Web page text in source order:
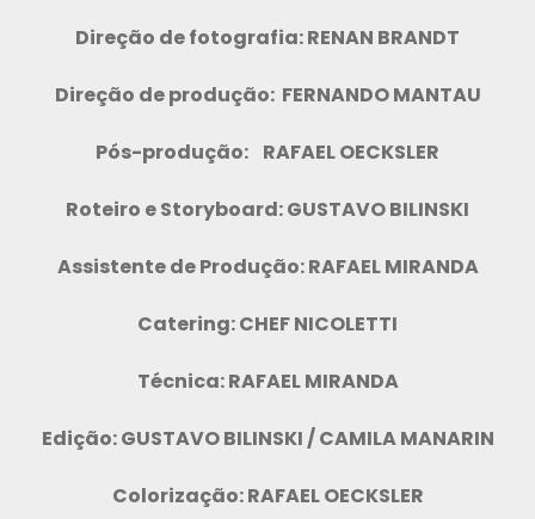
Direção de fotografia: RENAN BRANDT
Direção de produção: FERNANDO MANTAU
Pós-produção: RAFAEL OECKSLER
Roteiro e Storyboard: GUSTAVO BILINSKI
Assistente de Produção: RAFAEL MIRANDA
Catering: CHEF NICOLETTI
Técnica: RAFAEL MIRANDA
Edição: GUSTAVO BILINSKI / CAMILA MANARIN
Colorização: RAFAEL OECKSLER